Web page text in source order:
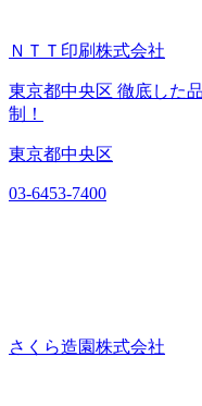
ＮＴＴ印刷株式会社
東京都中央区 徹底した
制！
東京都中央区
03-6453-7400
さくら造園株式会社